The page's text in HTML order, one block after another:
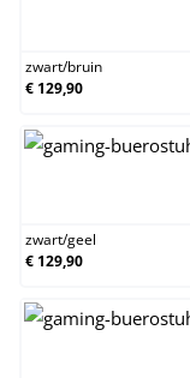
zwart/bruin
€ 129,90
zwart/geel
€ 129,90